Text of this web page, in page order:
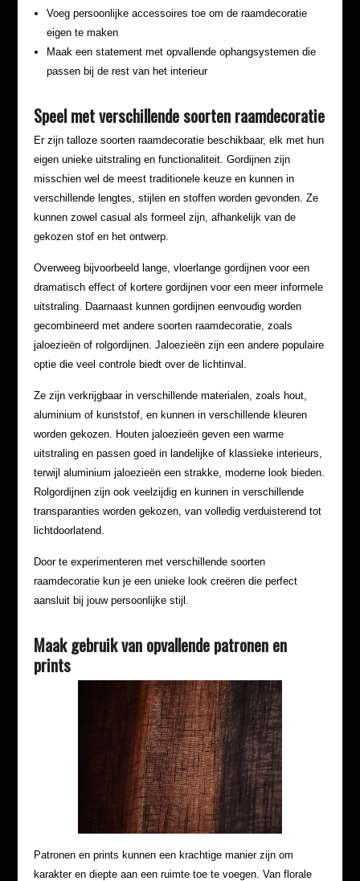
Voeg persoonlijke accessoires toe om de raamdecoratie
eigen te maken
Maak een statement met opvallende ophangsystemen die
passen bij de rest van het interieur
Speel met verschillende soorten raamdecoratie
Er zijn talloze soorten raamdecoratie beschikbaar, elk met hun
eigen unieke uitstraling en functionaliteit. Gordijnen zijn
misschien wel de meest traditionele keuze en kunnen in
verschillende lengtes, stijlen en stoffen worden gevonden. Ze
kunnen zowel casual als formeel zijn, afhankelijk van de
gekozen stof en het ontwerp.
Overweeg bijvoorbeeld lange, vloerlange gordijnen voor een
dramatisch effect of kortere gordijnen voor een meer informele
uitstraling. Daarnaast kunnen gordijnen eenvoudig worden
gecombineerd met andere soorten raamdecoratie, zoals
jaloezieën of rolgordijnen. Jaloezieën zijn een andere populaire
optie die veel controle biedt over de lichtinval.
Ze zijn verkrijgbaar in verschillende materialen, zoals hout,
aluminium of kunststof, en kunnen in verschillende kleuren
worden gekozen. Houten jaloezieën geven een warme
uitstraling en passen goed in landelijke of klassieke interieurs,
terwijl aluminium jaloezieën een strakke, moderne look bieden.
Rolgordijnen zijn ook veelzijdig en kunnen in verschillende
transparanties worden gekozen, van volledig verduisterend tot
lichtdoorlatend.
Door te experimenteren met verschillende soorten
raamdecoratie kun je een unieke look creëren die perfect
aansluit bij jouw persoonlijke stijl.
Maak gebruik van opvallende patronen en
prints
Patronen en prints kunnen een krachtige manier zijn om
karakter en diepte aan een ruimte toe te voegen. Van florale